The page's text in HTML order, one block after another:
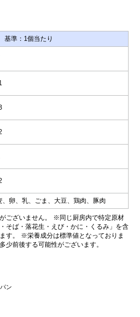
基準：1個当たり
、卵、乳、ごま、大豆、鶏肉、豚肉
ございません。 ※同じ厨房内で特定原材
そば・落花生・えび・かに・くるみ」を含
す。 ※栄養成分は標準値となっておりま
少前後する可能性がございます。
ン